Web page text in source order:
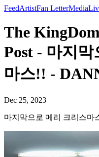
FeedArtistFan LetterMedia
The
Post - 마지
마스!! -
Dec 25, 2023
마지막으로 메리 크리스마